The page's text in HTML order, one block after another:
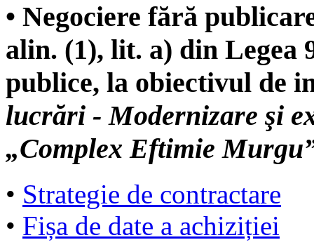
• Negociere fără
alin. (1), lit. a) din Legea
publice, la obiectivul de
lucrări - Modernizare şi
„Complex Eftimie
• Strategie de contractare
• Fișa de date a achiziției